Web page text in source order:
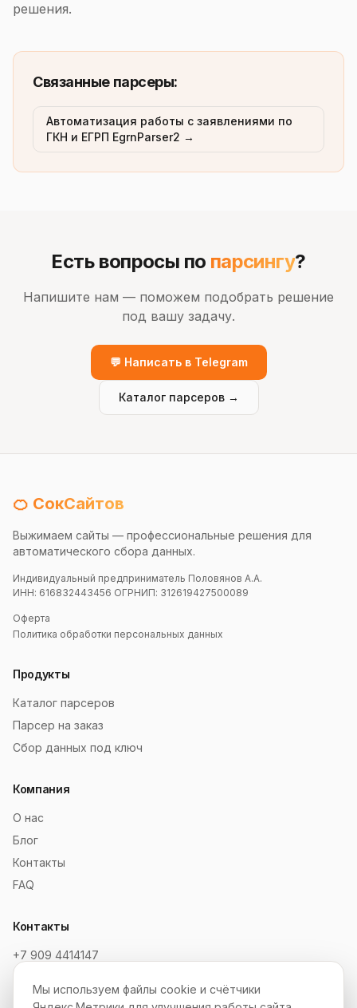
решения.
Связанные парсеры:
Автоматизация работы с заявлениями по
ГКН и ЕГРП EgrnParser2 →
Есть вопросы по парсингу?
Напишите нам — поможем подобрать решение
под вашу задачу.
💬 Написать в Telegram
Каталог парсеров →
🍊 СокСайтов
Выжимаем сайты — профессиональные решения для
автоматического сбора данных.
Индивидуальный предприниматель Половянов А.А.
ИНН: 616832443456 ОГРНИП: 312619427500089
Оферта
Политика обработки персональных данных
Продукты
Каталог парсеров
Парсер на заказ
Сбор данных под ключ
Компания
О нас
Блог
Контакты
FAQ
Контакты
+7 909 4414147
Telegram: @SokSaitov_bot
Мы используем файлы cookie и счётчики